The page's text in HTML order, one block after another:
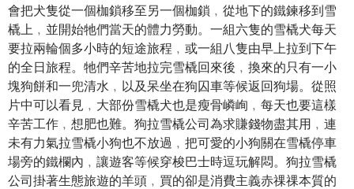
會把犬隻從一個枷鎖移至另一個枷鎖﹐從地下的鐵鍊移到雪
橇上﹐並開始牠們當天的體力勞動。一組六隻的雪橇犬每天
要拉兩輪個多小時的短途旅程﹐或一組八隻由早上拉到下午
的全日旅程。牠們辛苦地拉完雪橇回來後﹐換來的只有一小
塊狗餅和一兜清水﹐以及呆坐在狗囚車等候返回狗場。從照
片中可以看見﹐大部份雪橇犬也是瘦骨嶙峋﹐每天也要這樣
辛苦工作﹐想肥也難。狗拉雪橇公司為求賺錢物盡其用﹐連
未有力氣拉雪橇小狗也不放過﹐把可愛的小狗關在雪橇停車
場旁的鐵欄內﹐讓遊客等候穿梭巴士時逗玩解悶。狗拉雪橇
公司掛著生態旅遊的羊頭﹐買的卻是消費主義赤祼祼本質的